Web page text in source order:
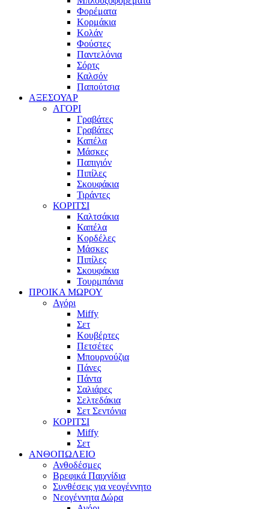
Φορέματα
Κορμάκια
Κολάν
Φούστες
Παντελόνια
Σόρτς
Καλσόν
Παπούτσια
ΑΞΕΣΟΥΑΡ
ΑΓΟΡΙ
Γραβάτες
Γραβάτες
Καπέλα
Μάσκες
Παπιγιόν
Πιπίλες
Σκουφάκια
Τιράντες
ΚΟΡΙΤΣΙ
Καλτσάκια
Καπέλα
Κορδέλες
Μάσκες
Πιπίλες
Σκουφάκια
Τουρμπάνια
ΠΡΟΙΚΑ ΜΩΡΟΥ
Αγόρι
Miffy
Σετ
Κουβέρτες
Πετσέτες
Μπουρνούζια
Πάνες
Πάντα
Σαλιάρες
Σελτεδάκια
Σετ Σεντόνια
ΚΟΡΙΤΣΙ
Miffy
Σετ
ΑΝΘΟΠΩΛΕΙΟ
Ανθοδέσμες
Βρεφικά Παιχνίδια
Συνθέσεις για νεογέννητο
Νεογέννητα Δώρα